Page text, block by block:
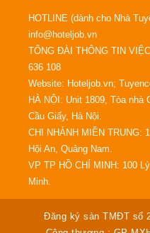
HOTLINE (dành cho Nhà
info@hoteljob.vn
TỔNG ĐÀI THÔNG TIN
636 108
Website: Hoteljob.vn;
HÀ NỘI: Unit 1809, Tòa nhà
Cầu Giấy, Hà Nội.
CHI NHÁNH MIỀN TRUNG:
Hội An, Quảng Nam.
VP TP HỒ CHÍ MINH: 100
Minh.
Đăng ký sàn TMĐT số